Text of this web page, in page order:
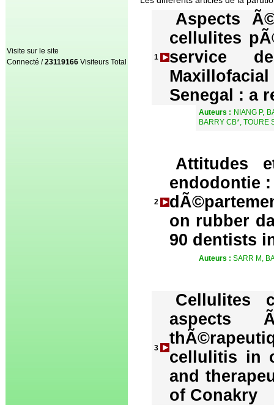
Visite sur le site
Connecté /23119166 Visiteurs Total
1
Aspects
cellulites
service
Senegal : a
Auteurs : NIANG P,
BARRY CB*, TOURE
2
Attitudes
endodontie :
on rubber
90 dentists
Auteurs : SARR M,
3
Cellulites
aspects
cellulitis in
and
of Conakry